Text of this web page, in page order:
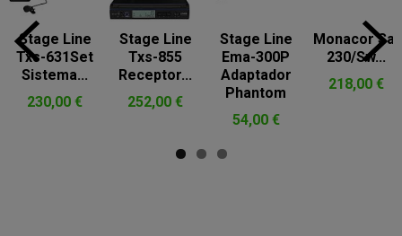
Stage Line
Txs-631Set
Sistema...
230,00 €
Stage Line
Txs-855
Receptor...
252,00 €
Stage Line
Ema-300P
Adaptador
Phantom
54,00 €
Monacor Sa-
230/Sw...
218,00 €